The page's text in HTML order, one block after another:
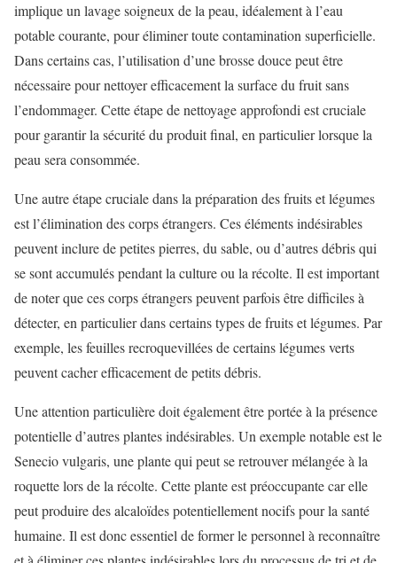
implique un lavage soigneux de la peau, idéalement à l’eau
potable courante, pour éliminer toute contamination superficielle.
Dans certains cas, l’utilisation d’une brosse douce peut être
nécessaire pour nettoyer efficacement la surface du fruit sans
l’endommager. Cette étape de nettoyage approfondi est cruciale
pour garantir la sécurité du produit final, en particulier lorsque la
peau sera consommée.
Une autre étape cruciale dans la préparation des fruits et légumes
est l’élimination des corps étrangers. Ces éléments indésirables
peuvent inclure de petites pierres, du sable, ou d’autres débris qui
se sont accumulés pendant la culture ou la récolte. Il est important
de noter que ces corps étrangers peuvent parfois être difficiles à
détecter, en particulier dans certains types de fruits et légumes. Par
exemple, les feuilles recroquevillées de certains légumes verts
peuvent cacher efficacement de petits débris.
Une attention particulière doit également être portée à la présence
potentielle d’autres plantes indésirables. Un exemple notable est le
Senecio vulgaris, une plante qui peut se retrouver mélangée à la
roquette lors de la récolte. Cette plante est préoccupante car elle
peut produire des alcaloïdes potentiellement nocifs pour la santé
humaine. Il est donc essentiel de former le personnel à reconnaître